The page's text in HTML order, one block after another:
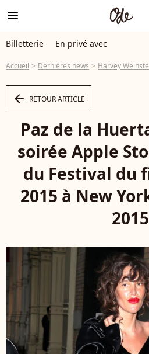
menu
Billetterie En privé avec
Accueil Dernières news Harvey Weinstein :
arrow_left RETOUR ARTICLE
Paz de la
soirée Apple
du Festival du
2015 à New
2015